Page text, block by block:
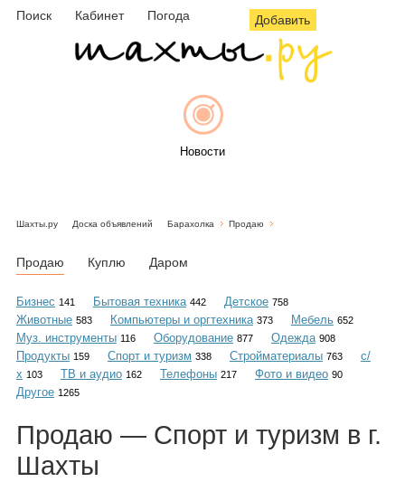
Поиск Кабинет Погода Добавить
Новости
Объявления
Шахты.ру Доска объявлений Барахолка Продаю
Продаю Куплю Даром
Бизнес 141 Бытовая техника 442 Детское 758
Животные 583 Компьютеры и оргтехника 373 Мебель 652
Муз. инструменты 116 Оборудование 877 Одежда 908
Продукты 159 Спорт и туризм 338 Стройматериалы 763
с/
х 103 ТВ и аудио 162 Телефоны 217 Фото и видео 90
Другое 1265
Продаю — Спорт и туризм в г.
Шахты